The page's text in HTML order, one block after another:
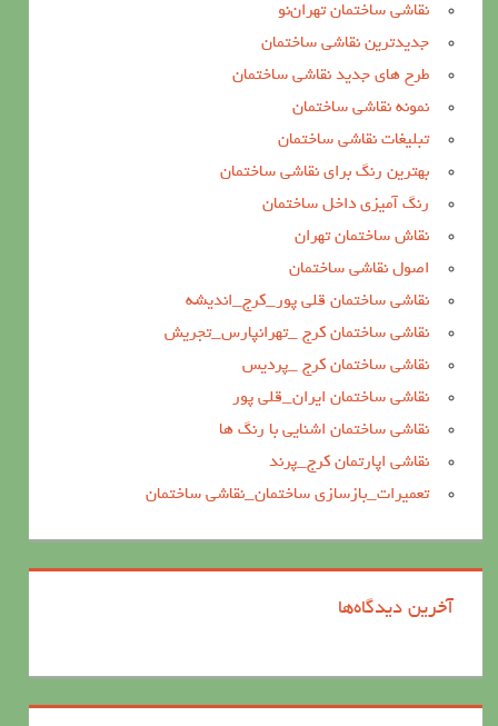
نقاشی ساختمان تهران‌نو
جدیدترین نقاشی ساختمان
طرح های جدید نقاشی ساختمان
نمونه نقاشی ساختمان
تبلیغات نقاشی ساختمان
بهترین رنگ برای نقاشی ساختمان
رنگ آمیزی داخل ساختمان
نقاش ساختمان تهران
اصول نقاشی ساختمان
نقاشی ساختمان قلی پور_کرج_اندیشه
نقاشی ساختمان کرج _تهرانپارس_تجریش
نقاشی ساختمان کرج _پردیس
نقاشی ساختمان ایران_قلی پور
نقاشی ساختمان اشنایی با رنگ ها
نقاشی اپارتمان کرج_پرند
تعمیرات_بازسازی ساختمان_نقاشی ساختمان
آخرین دیدگاه‌ها